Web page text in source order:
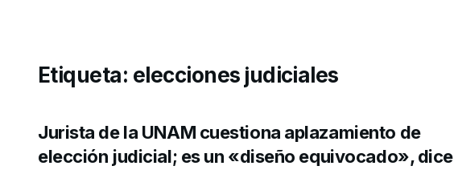
Etiqueta: elecciones judiciales
Jurista de la UNAM cuestiona aplazamiento de
elección judicial; es un «diseño equivocado», dice